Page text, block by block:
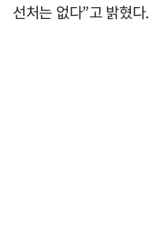
선처는 없다”고 밝혔다.